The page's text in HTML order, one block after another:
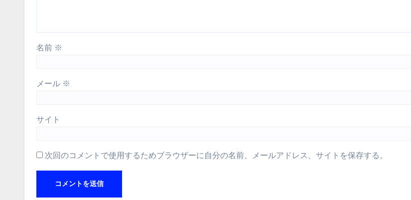
名前 ※
メール ※
サイト
次回のコメントで使用するためブラウザーに自分の名前、メールアドレス、サイトを保存する。